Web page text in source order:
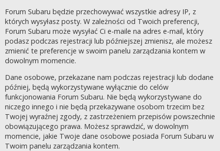
Forum Subaru będzie przechowywać wszystkie adresy IP, z
których wysyłasz posty. W zależności od Twoich preferencji,
Forum Subaru może wysyłać Ci e-maile na adres e-mail, który
podasz podczas rejestracji lub późniejszej zmienisz, ale możesz
zmienić te preferencje w swoim panelu zarządzania kontem w
dowolnym momencie.
Dane osobowe, przekazane nam podczas rejestracji lub dodane
później, będą wykorzystywane wyłącznie do celów
funkcjonowania Forum Subaru. Nie będą wykorzystywane do
niczego innego i nie będą przekazywane osobom trzecim bez
Twojej wyraźnej zgody, z zastrzeżeniem przepisów powszechnie
obowiązującego prawa. Możesz sprawdzić, w dowolnym
momencie, jakie Twoje dane osobowe posiada Forum Subaru w
Twoim panelu zarządzania kontem.